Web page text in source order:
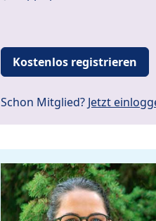
Kostenlos registrieren
Schon Mitglied? Jetzt